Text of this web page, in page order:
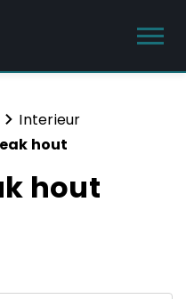
Interieur
hout
hout